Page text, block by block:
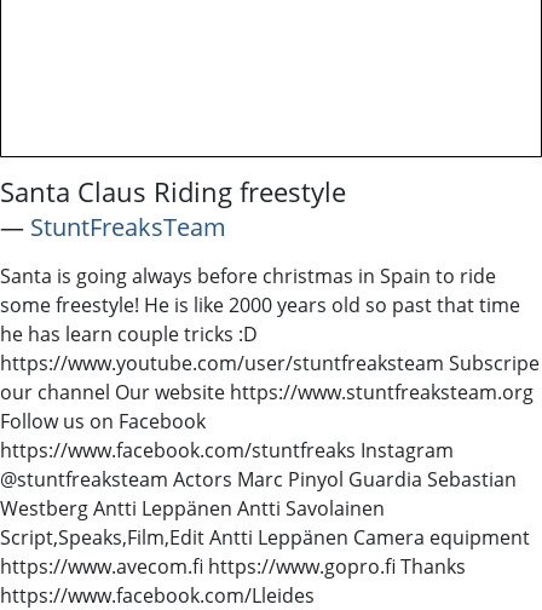
Santa Claus Riding freestyle
― StuntFreaksTeam
Santa is going always before christmas in Spain to ride
some freestyle! He is like 2000 years old so past that time
he has learn couple tricks :D
https://www.youtube.com/user/stuntfreaksteam Subscripe
our channel Our website https://www.stuntfreaksteam.org
Follow us on Facebook
https://www.facebook.com/stuntfreaks Instagram
@stuntfreaksteam Actors Marc Pinyol Guardia Sebastian
Westberg Antti Leppänen Antti Savolainen
Script,Speaks,Film,Edit Antti Leppänen Camera equipment
https://www.avecom.fi https://www.gopro.fi Thanks
https://www.facebook.com/Lleides